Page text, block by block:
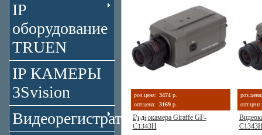
IP
оборудование
TRUEN
IP КАМЕРЫ
3Svision
Видеорегистраторы
роз.цена: 3474 р.
опт.цена:
3169 р.
Видеокамера Giraffe GF-
C1343H
роз.цена:
опт.цена: